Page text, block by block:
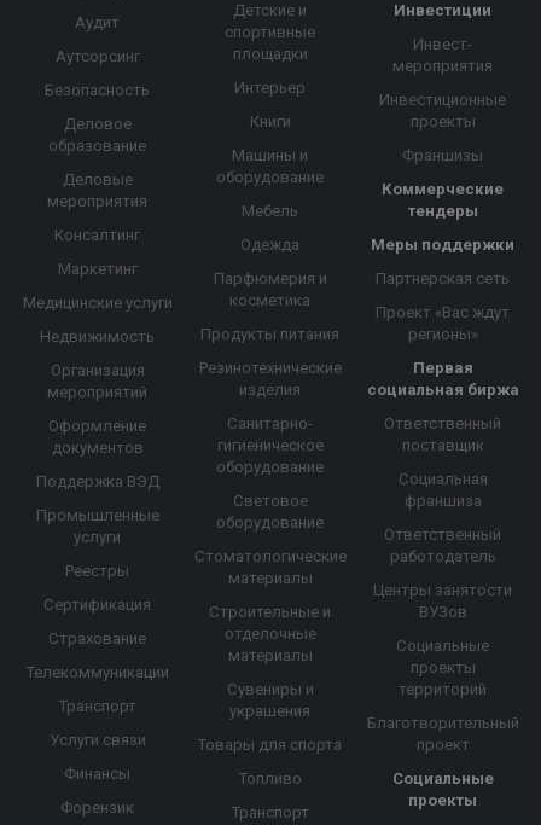
Аудит
Аутсорсинг
Безопасность
Деловое
образование
Деловые
мероприятия
Консалтинг
Маркетинг
Медицинские услуги
Недвижимость
Организация
мероприятий
Оформление
документов
Поддержка ВЭД
Промышленные
услуги
Реестры
Сертификация
Страхование
Телекоммуникации
Транспорт
Услуги связи
Финансы
Форензик
Детские и
спортивные
площадки
Интерьер
Книги
Машины и
оборудование
Мебель
Одежда
Парфюмерия и
косметика
Продукты питания
Резинотехнические
изделия
Санитарно-
гигиеническое
оборудование
Световое
оборудование
Стоматологические
материалы
Строительные и
отделочные
материалы
Сувениры и
украшения
Товары для спорта
Топливо
Транспорт
Инвестиции
Инвест-
мероприятия
Инвестиционные
проекты
Франшизы
Коммерческие
тендеры
Меры поддержки
Партнерская сеть
Проект «Вас ждут
регионы»
Первая
социальная биржа
Ответственный
поставщик
Социальная
франшиза
Ответственный
работодатель
Центры занятости
ВУЗов
Социальные
проекты
территорий
Благотворительный
проект
Социальные
проекты